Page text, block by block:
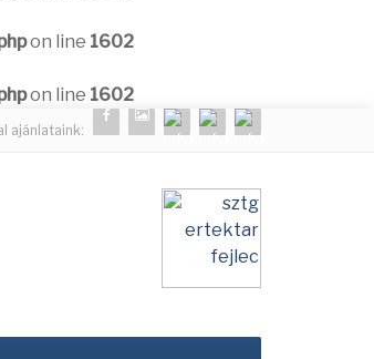
on line 1602
on line 1602
ajánlataink: